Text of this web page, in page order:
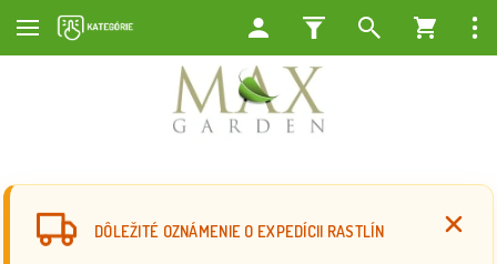
DÔLEŽITÉ OZNÁMENIE O EXPEDÍCII RASTLÍN